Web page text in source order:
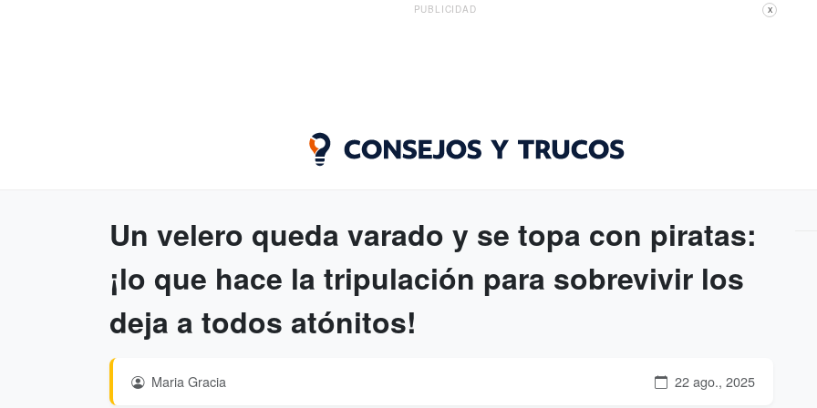
PUBLICIDAD X
Un velero queda varado y se topa con piratas:
¡lo que hace la tripulación para sobrevivir los
deja a todos atónitos!
Maria Gracia 22 ago., 2025